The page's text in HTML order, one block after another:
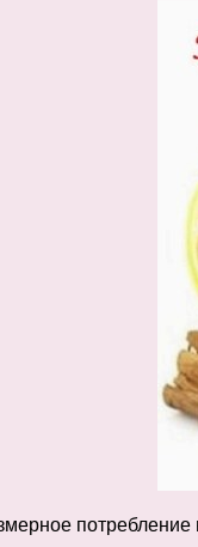
потребление